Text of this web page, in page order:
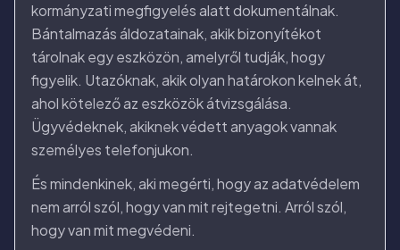
kormányzati megfigyelés alatt dokumentálnak.
Bántalmazás áldozatainak, akik bizonyítékot
tárolnak egy eszközön, amelyről tudják, hogy
figyelik. Utazóknak, akik olyan határokon kelnek át,
ahol kötelező az eszközök átvizsgálása.
Ügyvédeknek, akiknek védett anyagok vannak
személyes telefonjukon.
És mindenkinek, aki megérti, hogy az adatvédelem
nem arról szól, hogy van mit rejtegetni. Arról szól,
hogy van mit megvédeni.